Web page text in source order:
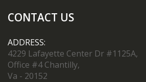
CONTACT US
ADDRESS:
4229 Lafayette Center Dr #1125A,
Office #4 Chantilly,
Va - 20152